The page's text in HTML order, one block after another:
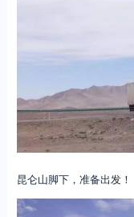
昆仑山脚下，准备出发！